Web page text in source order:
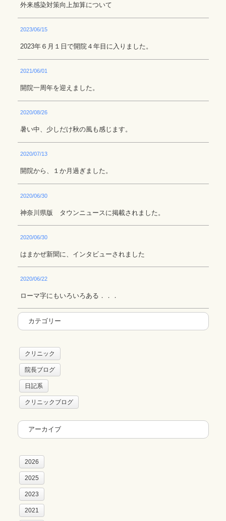
外来感染対策向上加算について
2023/06/15
2023年６月１日で開院４年目に入りました。
2021/06/01
開院一周年を迎えました。
2020/08/26
暑い中、少しだけ秋の風も感じます。
2020/07/13
開院から、１か月過ぎました。
2020/06/30
神奈川県版 タウンニュースに掲載されました。
2020/06/30
はまかぜ新聞に、インタビューされました
2020/06/22
ローマ字にもいろいろある．．．
カテゴリー
クリニック
院長ブログ
日記系
クリニックブログ
アーカイブ
2026
2025
2023
2021